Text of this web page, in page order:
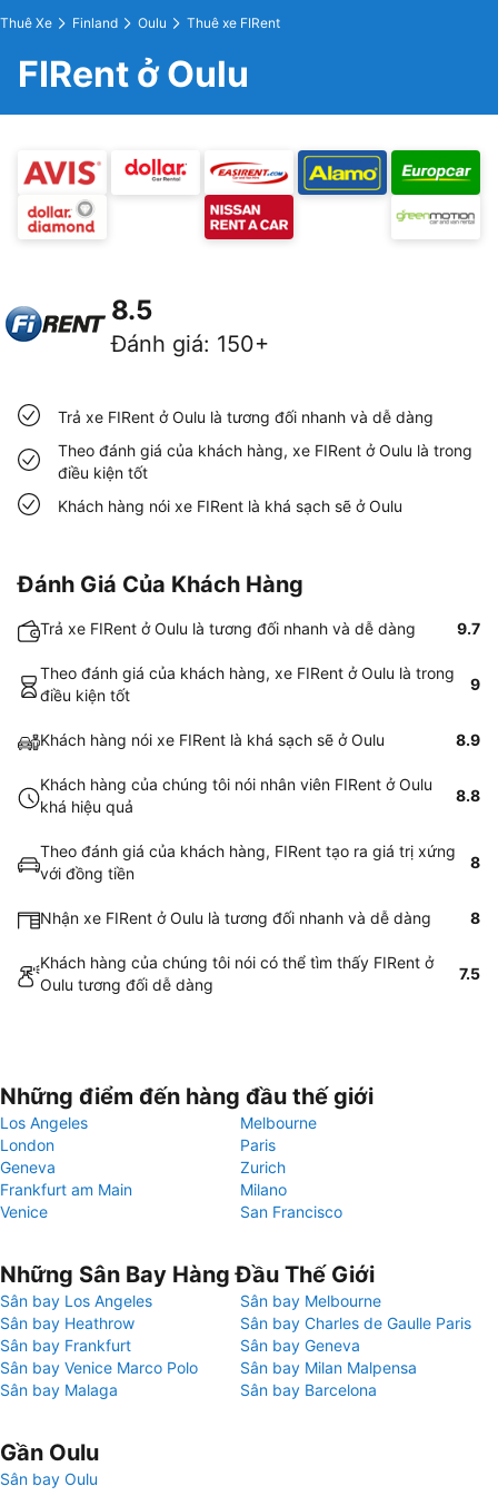
Thuê Xe Finland Oulu Thuê xe FIRent
FIRent ở Oulu
8.5
Đánh giá: 150+
Trả xe FIRent ở Oulu là tương đối nhanh và dễ dàng
Theo đánh giá của khách hàng, xe FIRent ở Oulu là trong
điều kiện tốt
Khách hàng nói xe FIRent là khá sạch sẽ ở Oulu
Đánh Giá Của Khách Hàng
Trả xe FIRent ở Oulu là tương đối nhanh và dễ dàng 9.7
Theo đánh giá của khách hàng, xe FIRent ở Oulu là trong
điều kiện tốt
9
Khách hàng nói xe FIRent là khá sạch sẽ ở Oulu 8.9
Khách hàng của chúng tôi nói nhân viên FIRent ở Oulu
khá hiệu quả
8.8
Theo đánh giá của khách hàng, FIRent tạo ra giá trị xứng
với đồng tiền
8
Nhận xe FIRent ở Oulu là tương đối nhanh và dễ dàng 8
Khách hàng của chúng tôi nói có thể tìm thấy FIRent ở
Oulu tương đối dễ dàng
7.5
Những điểm đến hàng đầu thế giới
Los Angeles
Melbourne
London
Paris
Geneva
Zurich
Frankfurt am Main
Milano
Venice
San Francisco
Những Sân Bay Hàng Đầu Thế Giới
Sân bay Los Angeles
Sân bay Melbourne
Sân bay Heathrow
Sân bay Charles de Gaulle Paris
Sân bay Frankfurt
Sân bay Geneva
Sân bay Venice Marco Polo
Sân bay Milan Malpensa
Sân bay Malaga
Sân bay Barcelona
Gần Oulu
Sân bay Oulu